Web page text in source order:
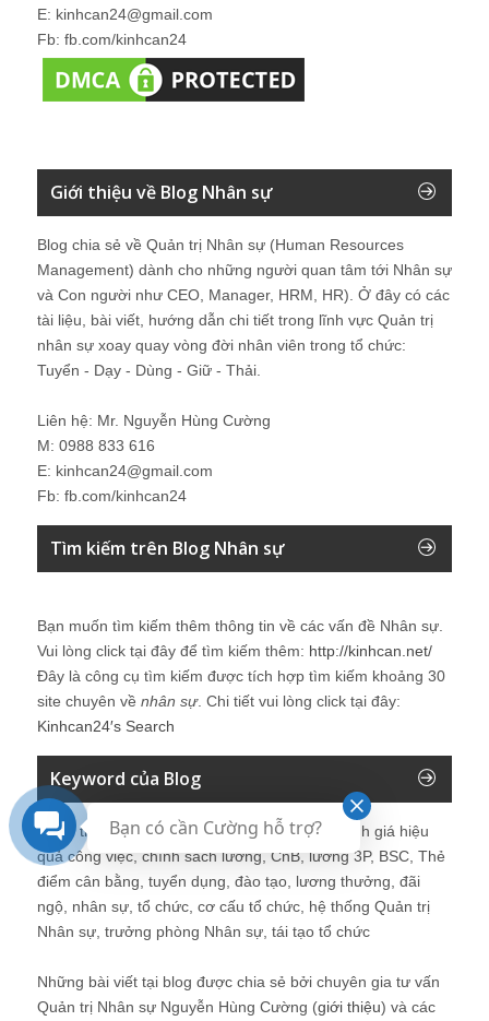
E: kinhcan24@gmail.com
Fb: fb.com/kinhcan24
Giới thiệu về Blog Nhân sự
Blog chia sẻ về Quản trị Nhân sự (Human Resources
Management) dành cho những người quan tâm tới Nhân sự
và Con người như CEO, Manager, HRM, HR). Ở đây có các
tài liệu, bài viết, hướng dẫn chi tiết trong lĩnh vực Quản trị
nhân sự xoay quay vòng đời nhân viên trong tổ chức:
Tuyển - Dạy - Dùng - Giữ - Thải.
Liên hệ: Mr. Nguyễn Hùng Cường
M: 0988 833 616
E: kinhcan24@gmail.com
Fb: fb.com/kinhcan24
Tìm kiếm trên Blog Nhân sự
Bạn muốn tìm kiếm thêm thông tin về các vấn đề Nhân sự
Vui lòng click tại đây để tìm kiếm thêm: http://kinhcan.net/
Đây là công cụ tìm kiếm được tích hợp tìm kiếm khoảng 30
site chuyên về nhân sự. Chi tiết vui lòng click tại đây:
Kinhcan24′s Search
Keyword của Blog
Quản trị nhân sự, Human Resources, KPI, Đánh giá hiệu
quả công việc, chính sách lương, CnB, lương 3P, BSC, Thẻ
điểm cân bằng, tuyển dụng, đào tạo, lương thưởng, đãi
ngộ, nhân sự, tổ chức, cơ cấu tổ chức, hệ thống Quản trị
Nhân sự, trưởng phòng Nhân sự, tái tạo tổ chức
Những bài viết tại blog được chia sẻ bởi chuyên gia tư vấn
Quản trị Nhân sự Nguyễn Hùng Cường (giới thiệu) và các
Bạn có cần Cường hỗ trợ?